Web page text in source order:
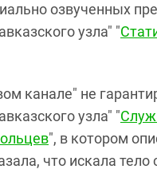
озвученных
узла" "
канале" не
узла" "
", в котором
что искала